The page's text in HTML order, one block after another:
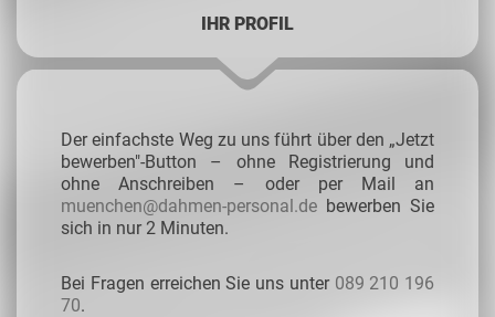
IHR PROFIL
Der einfachste Weg zu uns führt über den „Jetzt
bewerben"-Button – ohne Registrierung und
ohne Anschreiben – oder per Mail an
muenchen@dahmen-personal.de bewerben Sie
sich in nur 2 Minuten.
Bei Fragen erreichen Sie uns unter 089 210 196
70.